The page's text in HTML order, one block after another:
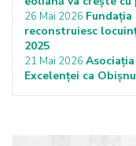
26 Mai 2026
reconstruiesc
2025
21 Mai 2026
Excelenței ca